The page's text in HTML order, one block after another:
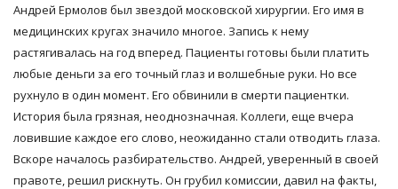
Андрей Ермолов был звездой московской хирургии. Его имя в
медицинских кругах значило многое. Запись к нему
растягивалась на год вперед. Пациенты готовы были платить
любые деньги за его точный глаз и волшебные руки. Но все
рухнуло в один момент. Его обвинили в смерти пациентки.
История была грязная, неоднозначная. Коллеги, еще вчера
ловившие каждое его слово, неожиданно стали отводить глаза.
Вскоре началось разбирательство. Андрей, уверенный в своей
правоте, решил рискнуть. Он грубил комиссии, давил на факты,